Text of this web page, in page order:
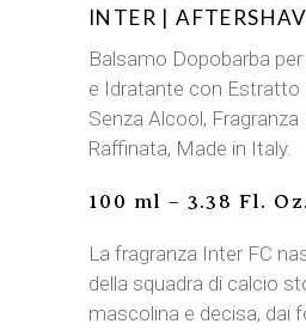
INTER |
Balsamo Dopobarba
e Idratante con Estratto
Senza Alcool, Fragranza
Raffinata, Made in Italy.
100 ml – 3.38 Fl. Oz.
La fragranza Inter FC
della squadra di calcio
mascolina e decisa, dai